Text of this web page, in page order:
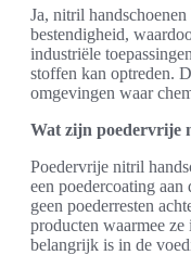
Ja, nitril
bestendigheid,
industriële
stoffen kan optreden.
omgevingen waar
Wat zijn poedervrije
Poedervrije nitril
een poedercoating
geen poederresten
producten waarmee
belangrijk is in de